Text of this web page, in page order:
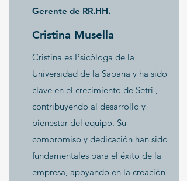
Gerente de RR.HH.
Cristina Musella
Cristina es Psicóloga de la
Universidad de la Sabana y ha sido
clave en el crecimiento de Setri ,
contribuyendo al desarrollo y
bienestar del equipo. Su
compromiso y dedicación han sido
fundamentales para el éxito de la
empresa, apoyando en la creación